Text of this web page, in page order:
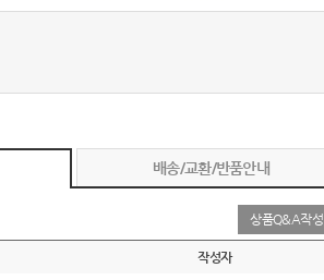
배송/교환/반품안내
상품Q&A작성
작성자